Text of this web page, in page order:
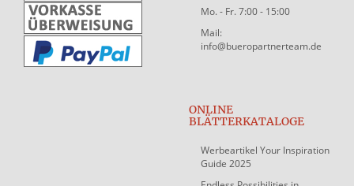
Mo. - Fr. 7:00 - 15:00
Mail:
info@bueropartnerteam.de
ONLINE
BLÄTTERKATALOGE
Werbeartikel Your Inspiration
Guide 2025